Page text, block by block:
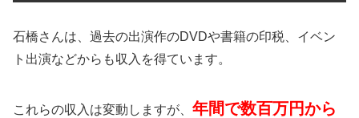
石橋さんは、過去の出演作のDVDや書籍の印税、イベン
ト出演などからも収入を得ています。
これらの収入は変動しますが、 年間で数百万円から